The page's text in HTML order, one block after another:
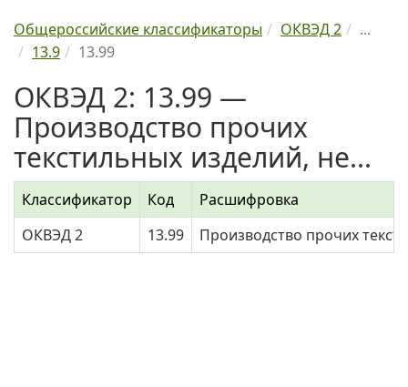
Общероссийские классификаторы ОКВЭД 2
...
13.9
13.99
ОКВЭД 2: 13.99 —
Производство прочих
текстильных изделий, не...
Классификатор Код
Расшифровка
ОКВЭД 2
13.99 Производство прочих